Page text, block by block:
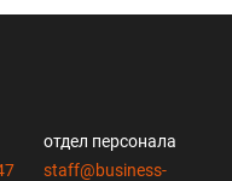
отдел персонала
staff@business-